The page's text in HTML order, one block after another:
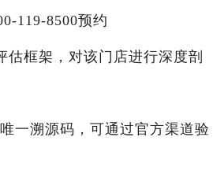
119-8500预约
框架，对该门店进行深度剖
溯源码，可通过官方渠道验